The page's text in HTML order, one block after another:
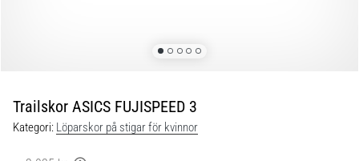
behandling
Upplever
Trailskor ASICS FUJISPEED 3
Kategori: Löparskor på stigar för kvinnor